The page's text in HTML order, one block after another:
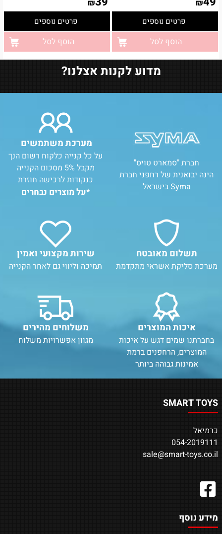
₪
פרטים נוספים
הוסף לסל
₪
פרטים נוספים
הוסף לסל
מדוע לקנות אצלנו?
חברת "סמארט טויס"
הינה יבואנית של רחפני חברת
Syma בישראל
מערכת משתמשים
על כל קנייה כלקוח רשום הנך
מקבל 5% מסכום הקנייה
כנקודות לרכישה חוזרת
*על מוצרים נבחרים
תשלום מאובטח
מערכת סליקת אשראי מתקדמת
שירות מקצועי ואמין
תמיכה וליווי גם לאחר הקנייה
איכות המוצרים
בחברתנו שמים דגש על איכות
המוצרים, הרחפנים ברמת
אמינות גבוהה ביותר
משלוחים מהירים
מגוון אפשרויות משלוח
SMART TOYS
כרמיאל
054-2019111
sale@smart-toys.co.il
מידע נוסף